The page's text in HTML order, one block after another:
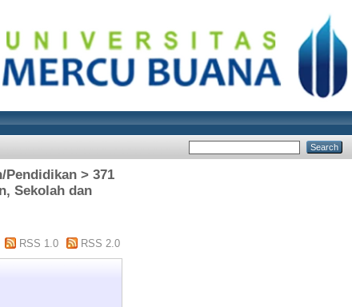
> 371
Sekolah dan
RSS 1.0 RSS 2.0